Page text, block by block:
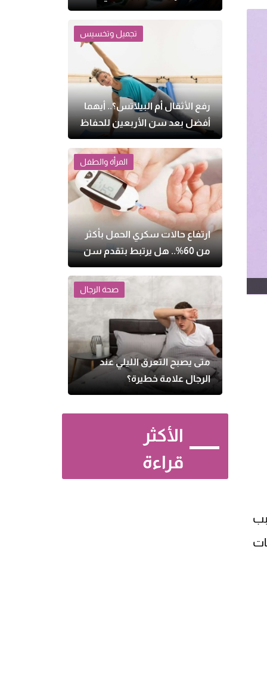
تجميل وتخسيس
رفع الأثقال أم البيلاتس؟.. أيهما
أفضل بعد سن الأربعين للحفاظ
على الصحة؟
المرأة والطفل
ارتفاع حالات سكري الحمل بأكثر
من 60%.. هل يرتبط بتقدم سن
الأمهات وزيادة الوزن؟
صحة الرجال
متى يصبح التعرق الليلي عند
الرجال علامة خطيرة؟
الأكثر
قراءة